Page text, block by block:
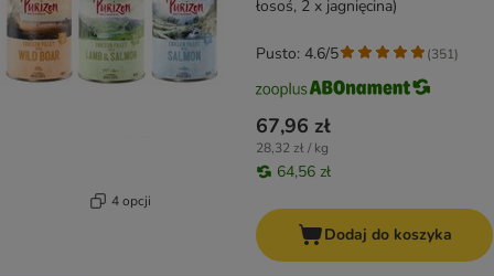
4 opcji
łosoś, 2 x jagnięcina)
67,96 zł
28,32 zł / kg
64,56 zł
Pusto: 4.6/5 (351)
Dodaj do koszyka